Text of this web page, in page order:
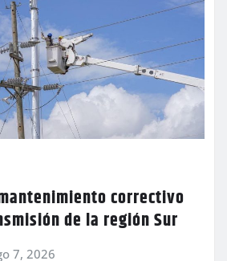
correctivo
de la región Sur
7, 2026